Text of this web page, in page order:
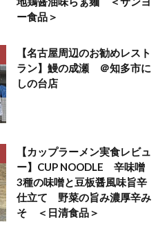
ー食品＞
【名古屋周辺のお勧めレスト
ラン】鰻の成瀬 ＠知多市に
しの台店
【カップラーメン実食レビュ
ー】CUP NOODLE 辛味噌
3種の味噌と豆板醤風味旨辛
仕立て 野菜の旨み濃厚辛み
そ ＜日清食品＞